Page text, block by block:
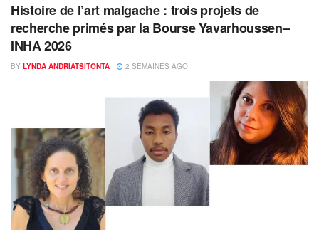
Histoire de l’art malgache : trois projets de
recherche primés par la Bourse Yavarhoussen–
INHA 2026
BY LYNDA ANDRIATSITONTA 2 SEMAINES AGO